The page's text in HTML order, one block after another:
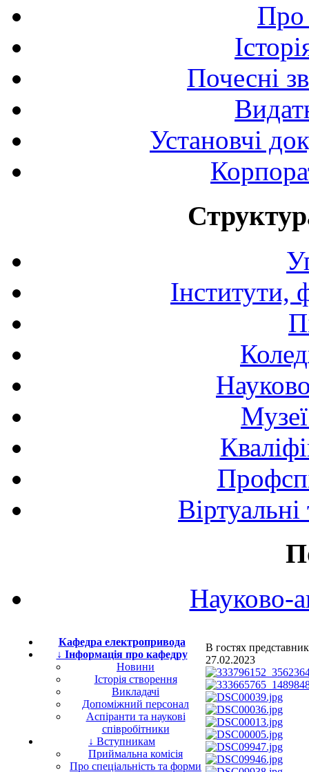
Про
Почесні
Установчі
Інститути,
Науково-
Кафедра електропривода
↓ Інформація про кафедру
Новини
Історія створення
Викладачі
Допоміжний персонал
Аспіранти та наукові
співробітники
↓ Вступникам
Приймальна комісія
Про спеціальність та форми
В гостях
27.02.2023